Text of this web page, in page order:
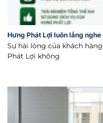
Hưng Phát Lợi luôn lắng
Sự hài lòng của khách
Phát Lợi không